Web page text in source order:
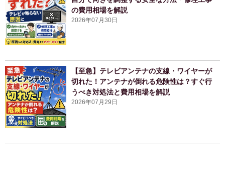
の費用相場を解説
2026年07月30日
【至急】テレビアンテナの支線・ワイヤーが
切れた！アンテナが倒れる危険性は？すぐ行
うべき対処法と費用相場を解説
2026年07月29日